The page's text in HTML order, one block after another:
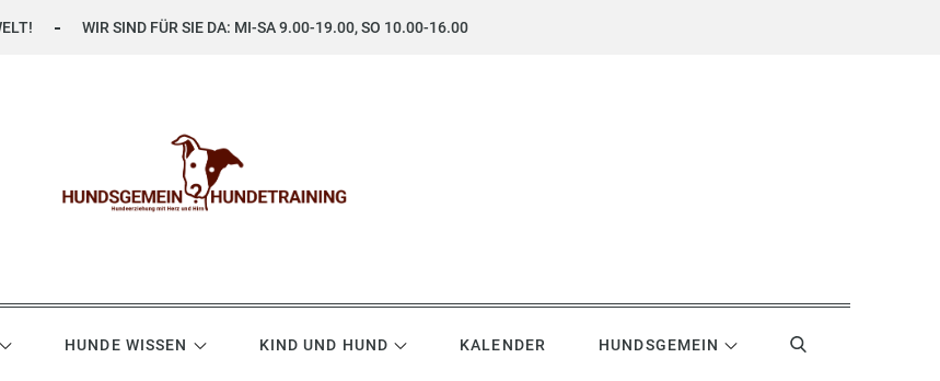
WIR SIND FÜR SIE DA: MI-SA 9.00-19.00, SO 10.00-16.00
HUNDE WISSEN KIND UND HUND KALENDER HUNDSGEMEIN